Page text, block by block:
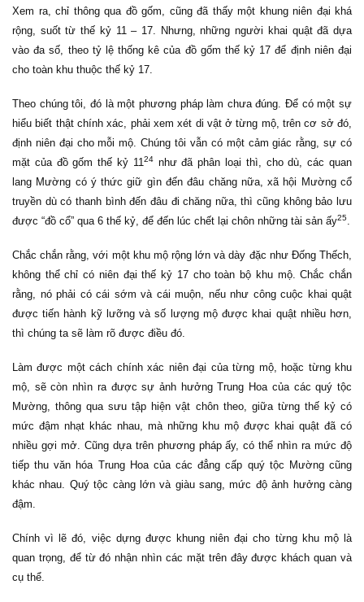
Xem ra, chỉ thông qua đồ gốm, cũng đã thấy một khung niên đại khá
rộng, suốt từ thế kỷ 11 – 17. Nhưng, những người khai quật đã dựa
vào đa số, theo tỷ lệ thống kê của đồ gốm thế kỷ 17 để định niên đại
cho toàn khu thuộc thế kỷ 17.
Theo chúng tôi, đó là một phương pháp làm chưa đúng. Để có một sự
hiểu biết thật chính xác, phải xem xét di vật ở từng mộ, trên cơ sở đó,
định niên đại cho mỗi mộ. Chúng tôi vẫn có một cảm giác rằng, sự có
mặt của đồ gốm thế kỷ 1124như đã phân loại thì, cho dù, các quan
lang Mường có ý thức giữ gìn đến đâu chăng nữa, xã hội Mường cổ
truyền dù có thanh bình đến đâu đi chăng nữa, thì cũng không bảo lưu
được “đồ cổ” qua 6 thế kỷ, để đến lúc chết lại chôn những tài sản ấy25
Chắc chắn rằng, với một khu mộ rộng lớn và dày đặc như Đống Thếch,
không thể chỉ có niên đại thế kỷ 17 cho toàn bộ khu mộ. Chắc chắn
rằng, nó phải có cái sớm và cái muộn, nếu như công cuộc khai quật
được tiến hành kỹ lưỡng và số lượng mộ được khai quật nhiều hơn,
thì chúng ta sẽ làm rõ được điều đó.
Làm được một cách chính xác niên đại của từng mộ, hoặc từng khu
mộ, sẽ còn nhìn ra được sự ảnh hưởng Trung Hoa của các quý tộc
Mường, thông qua sưu tập hiện vật chôn theo, giữa từng thế kỷ có
mức đậm nhạt khác nhau, mà những khu mộ được khai quật đã có
nhiều gợi mở. Cũng dựa trên phương pháp ấy, có thể nhìn ra mức độ
tiếp thu văn hóa Trung Hoa của các đẳng cấp quý tộc Mường cũng
khác nhau. Quý tộc càng lớn và giàu sang, mức độ ảnh hưởng càng
đậm.
Chính vì lẽ đó, việc dựng được khung niên đại cho từng khu mộ là
quan trọng, để từ đó nhận nhìn các mặt trên đây được khách quan và
cụ thể.